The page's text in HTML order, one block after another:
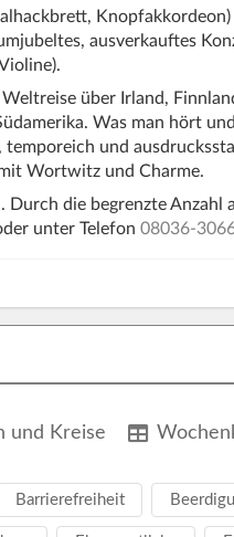
ausverkauftes
über Irland,
Was man hört
temporeich und
Wortwitz und Charme.
die begrenzte Anzahl
unter Telefon 08036-
und Kreise
Barrierefreiheit